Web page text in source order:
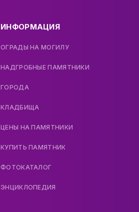
ИНФОРМАЦИЯ
ОГРАДЫ НА МОГИЛУ
НАДГРОБНЫЕ ПАМЯТНИКИ
ГОРОДА
КЛАДБИЩА
ЦЕНЫ НА ПАМЯТНИКИ
КУПИТЬ ПАМЯТНИК
ФОТОКАТАЛОГ
ЭНЦИКЛОПЕДИЯ